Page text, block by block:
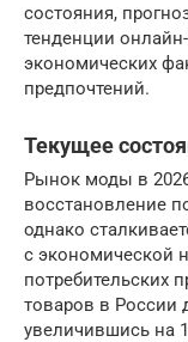
состояния,
тенденции
экономических
предпочтений.
Текущее
Рынок моды в
восстановление
однако
с экономической
потребительских
товаров в России
увеличившись на